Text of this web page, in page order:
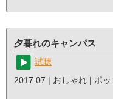
夕暮れのキャンパス
試聴
2017.07 | おしゃれ | ポ